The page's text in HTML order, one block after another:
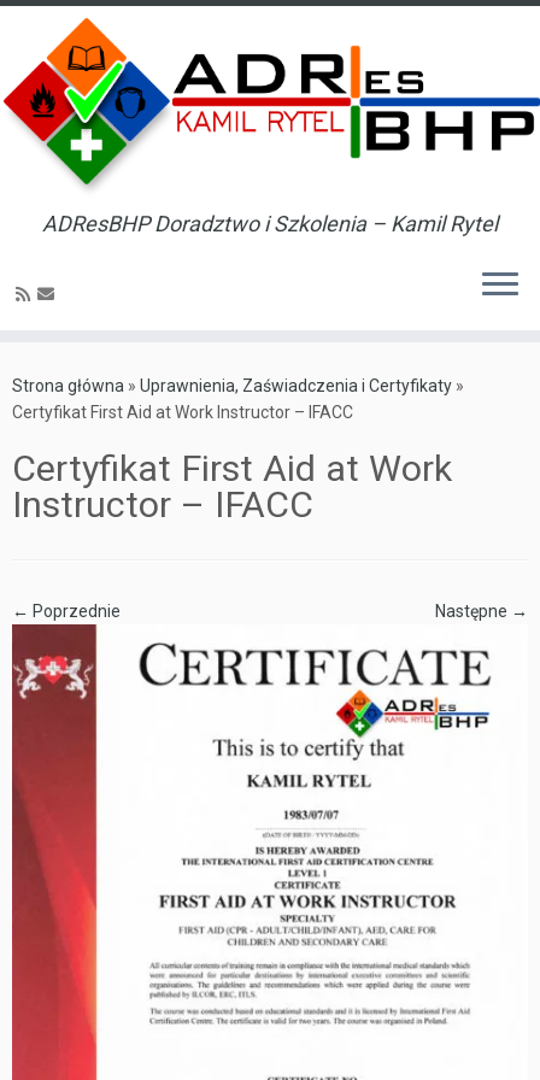
to
content
ADResBHP Doradztwo i Szkolenia – Kamil Rytel
Strona główna » Uprawnienia, Zaświadczenia i Certyfikaty »
Certyfikat First Aid at Work Instructor – IFACC
Certyfikat First Aid at Work
Instructor – IFACC
← Poprzednie Następne →